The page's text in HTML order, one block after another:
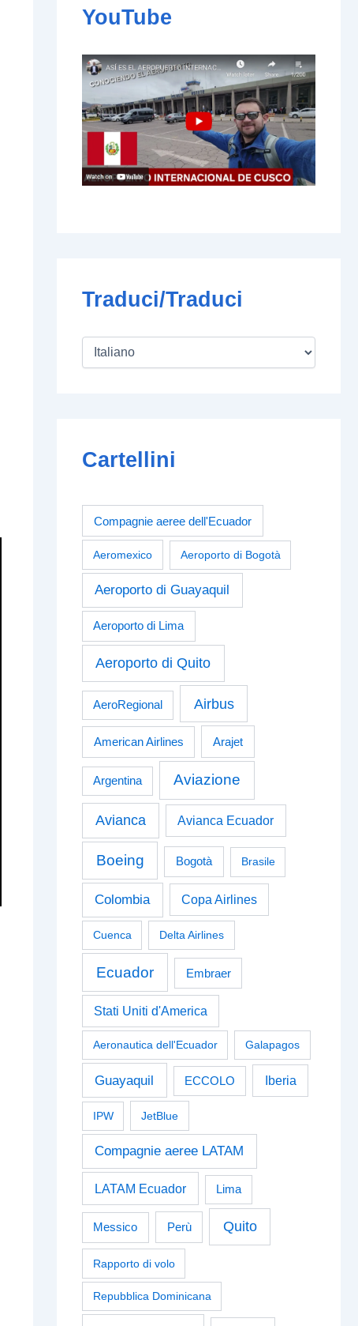
YouTube
Traduci/Traduci
Cartellini
Compagnie aeree dell'Ecuador
Aeromexico Aeroporto di Bogotà
Aeroporto di Guayaquil
Aeroporto di Lima
Aeroporto di Quito
AeroRegional Airbus
American Airlines Arajet
Argentina Aviazione
Avianca Avianca Ecuador
Boeing Bogotà Brasile
Colombia Copa Airlines
Cuenca Delta Airlines
Ecuador Embraer
Stati Uniti d'America
Aeronautica dell'Ecuador Galapagos
Guayaquil ECCOLO Iberia
IPW JetBlue
Compagnie aeree LATAM
LATAM Ecuador Lima
Messico Perù Quito
Rapporto di volo
Repubblica Dominicana